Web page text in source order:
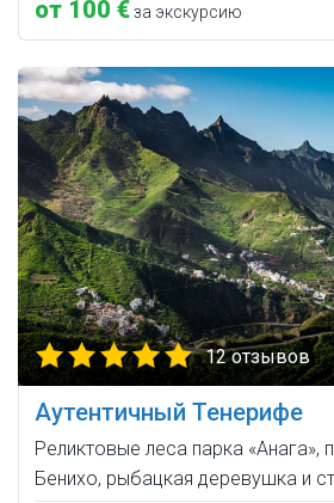
от 100 €за экскурсию
12 отзывов
Аутентичный Тенерифе
Реликтовые леса парка «Анага»,
Бенихо, рыбацкая деревушка и